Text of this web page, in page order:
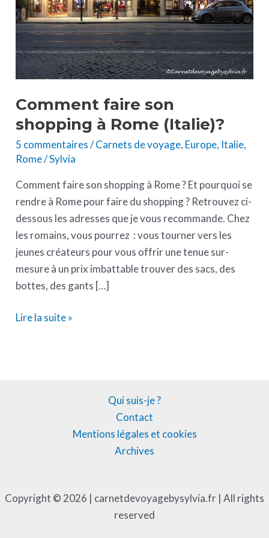
Comment faire son
shopping à Rome (Italie)?
5 commentaires/Carnets de voyage, Europe, Italie,
Rome/Sylvia
Comment faire son shopping à Rome ? Et pourquoi se
rendre à Rome pour faire du shopping ? Retrouvez ci-
dessous les adresses que je vous recommande. Chez
les romains, vous pourrez : vous tourner vers les
jeunes créateurs pour vous offrir une tenue sur-
mesure à un prix imbattable trouver des sacs, des
bottes, des gants […]
(Italie)?
Lire la suite »
Qui suis-je ?
Contact
Mentions légales et cookies
Archives
Copyright © 2026 | carnetdevoyagebysylvia.fr | All rights
reserved